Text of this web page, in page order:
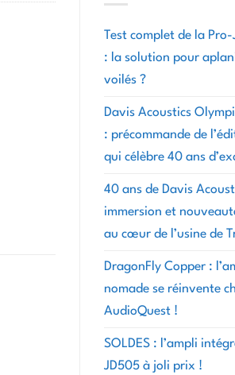
Test complet de la
: la solution pour
voilés ?
Davis Acoustics
: précommande de
qui célèbre 40 ans
40 ans de Davis
immersion et
au cœur de l’usine de
DragonFly Copper :
nomade se réinvente
AudioQuest !
SOLDES : l’ampli
JD505 à joli prix !